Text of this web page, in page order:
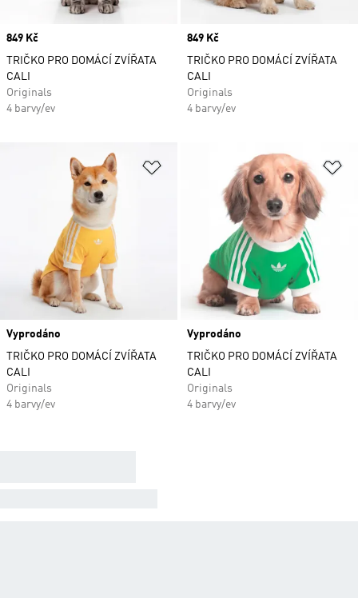
Price
849 Kč
TRIČKO PRO DOMÁCÍ ZVÍŘATA
CALI
Originals
4 barvy/ev
Price
849 Kč
TRIČKO PRO DOMÁCÍ ZVÍŘATA
CALI
Originals
4 barvy/ev
Přidat do seznamu přání
Vyprodáno
TRIČKO PRO DOMÁCÍ ZVÍŘATA
CALI
Originals
4 barvy/ev
Vyprodáno
TRIČKO PRO DOMÁCÍ ZVÍŘATA
CALI
Originals
4 barvy/ev